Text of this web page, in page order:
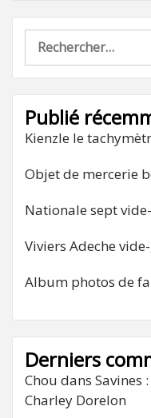
Rechercher :
Publié
Kienzle le
Objet de mercerie
Nationale sept
Viviers Adeche
Album photos de
Derniers
Chou dans Savines
Charley Dorelon